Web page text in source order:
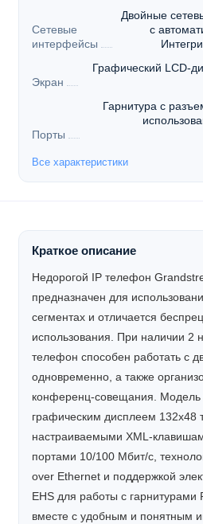
Сетевые
интерфейсы
Двойные
с
Экран
Графический LCD-
Порты
Гарнитура с
Все характеристики
Краткое описание
Недорогой IP телефон
предназначен для
сегментах и отличается
использования. При наличии 2
телефон способен работать с
одновременно, а также
конференц-совещания. Модель
графическим дисплеем 132x48
настраиваемыми XML-
портами 10/100 Мбит/с,
over Ethernet и поддержкой
EHS для работы с гарнитурами
вместе с удобным и понятным